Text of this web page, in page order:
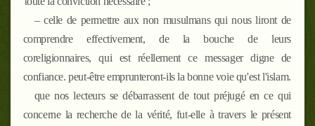
–celle de permettre aux non musulmans qui nous liront de
comprendre effectivement, de la bouche de leurs
coreligionnaires, qui est réellement ce messager digne de
confiance. peut-être emprunteront-ils la bonne voie qu'est l'islam.
que nos lecteurs se débarrassent de tout préjugé en ce qui
concerne la recherche de la vérité, fut-elle à travers le présent